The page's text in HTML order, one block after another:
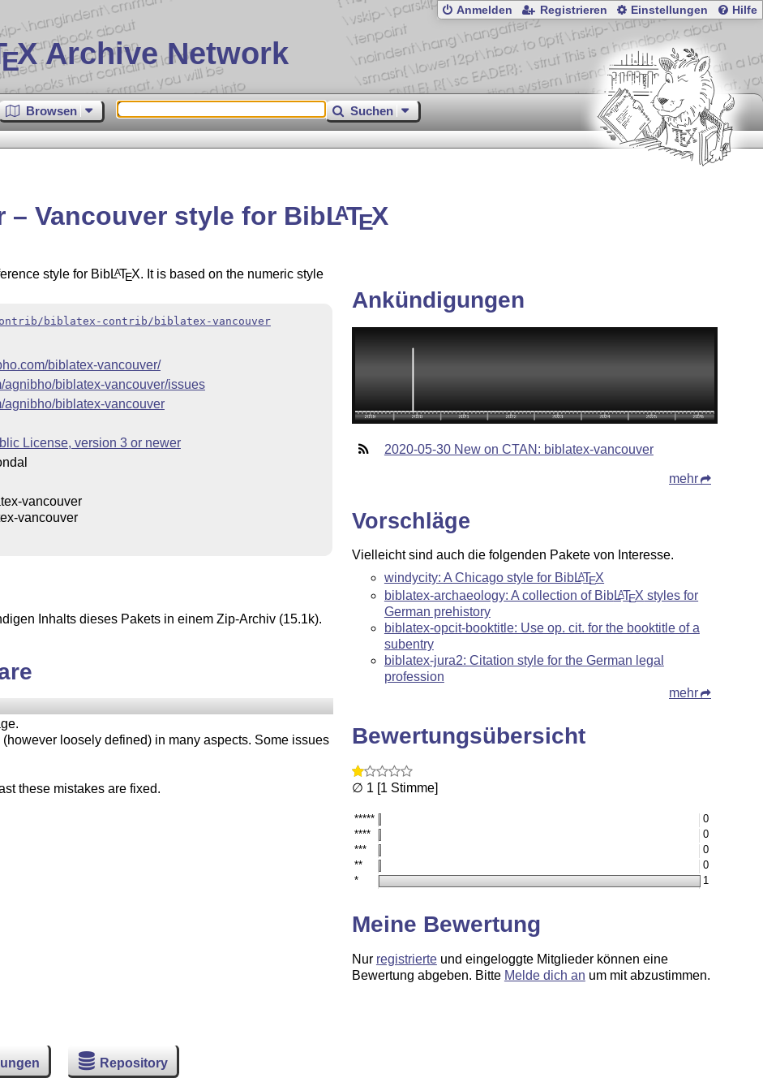
EX Archive Network
Anmelden Registrieren Einstellungen Hilfe
Browsen Suchen
– Vancouver style for BibLATEX
style for BibLATEX. It is based on the numeric style
biblatex-contrib/biblatex-vancouver
biblatex-vancouver/
agnibho/biblatex-vancouver/issues
agnibho/biblatex-vancouver
License, version 3 or newer
vancouver
vancouver
Inhalts dieses Pakets in einem Zip-Archiv (15.1k).
loosely defined) in many aspects. Some issues
these mistakes are fixed.
Ankündigungen
2020-05-30 New on CTAN: biblatex-vancouver
mehr
Vorschläge
Vielleicht sind auch die folgenden Pakete von Interesse.
windycity: A Chicago style for BibLATEX
biblatex-archaeology: A collection of BibLATEX styles for
German prehistory
biblatex-opcit-booktitle: Use op. cit. for the booktitle of a
subentry
biblatex-jura2: Citation style for the German legal
profession
mehr
Bewertungsübersicht
∅ 1 [1 Stimme]
*****
0
****
0
***
0
**
0
*
1
Meine Bewertung
Nur registrierteund eingeloggte Mitglieder können eine
Bewertung abgeben. Bitte Melde dich an um mit abzustimmen.
Repository